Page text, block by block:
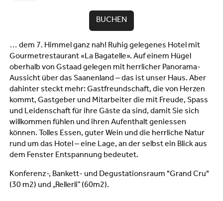
BUCHEN
… dem 7. Himmel ganz nah! Ruhig gelegenes Hotel mit
Gourmetrestaurant «La Bagatelle». Auf einem Hügel
oberhalb von Gstaad gelegen mit herrlicher Panorama-
Aussicht über das Saanenland – das ist unser Haus. Aber
dahinter steckt mehr: Gastfreundschaft, die von Herzen
kommt, Gastgeber und Mitarbeiter die mit Freude, Spass
und Leidenschaft für ihre Gäste da sind, damit Sie sich
willkommen fühlen und ihren Aufenthalt geniessen
können. Tolles Essen, guter Wein und die herrliche Natur
rund um das Hotel – eine Lage, an der selbst ein Blick aus
dem Fenster Entspannung bedeutet.
Konferenz-, Bankett- und Degustationsraum "Grand Cru"
(30 m2) und „Rellerli“ (60m2).